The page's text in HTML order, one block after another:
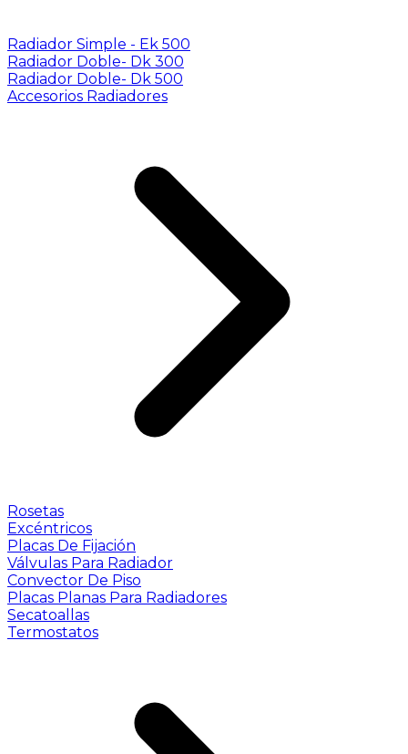
Radiador Simple - Ek 500
Radiador Doble- Dk 300
Radiador Doble- Dk 500
Accesorios Radiadores
Rosetas
Excéntricos
Placas De Fijación
Válvulas Para Radiador
Convector De Piso
Placas Planas Para Radiadores
Secatoallas
Termostatos